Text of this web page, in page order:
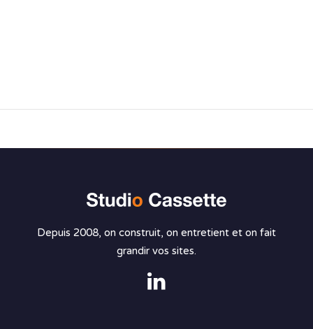
Depuis 2008, on construit, on entretient et on fait
grandir vos sites.